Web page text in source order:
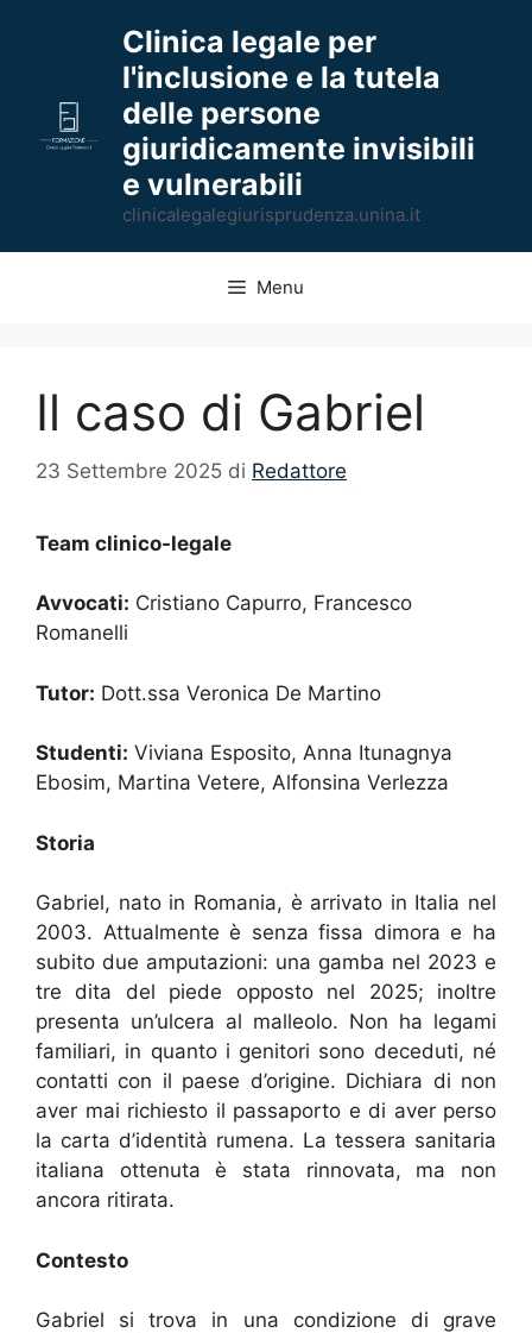
Clinica legale per
l'inclusione e la tutela
delle persone
giuridicamente invisibili
e vulnerabili
clinicalegalegiurisprudenza.unina.it
Menu
Il caso di Gabriel
23 Settembre 2025 di Redattore
Team clinico-legale
Avvocati: Cristiano Capurro, Francesco
Romanelli
Tutor: Dott.ssa Veronica De Martino
Studenti: Viviana Esposito, Anna Itunagnya
Ebosim, Martina Vetere, Alfonsina Verlezza
Storia
Gabriel, nato in Romania, è arrivato in Italia nel
2003. Attualmente è senza fissa dimora e ha
subito due amputazioni: una gamba nel 2023 e
tre dita del piede opposto nel 2025; inoltre
presenta un’ulcera al malleolo. Non ha legami
familiari, in quanto i genitori sono deceduti, né
contatti con il paese d’origine. Dichiara di non
aver mai richiesto il passaporto e di aver perso
la carta d’identità rumena. La tessera sanitaria
italiana ottenuta è stata rinnovata, ma non
ancora ritirata.
Contesto
Gabriel si trova in una condizione di grave